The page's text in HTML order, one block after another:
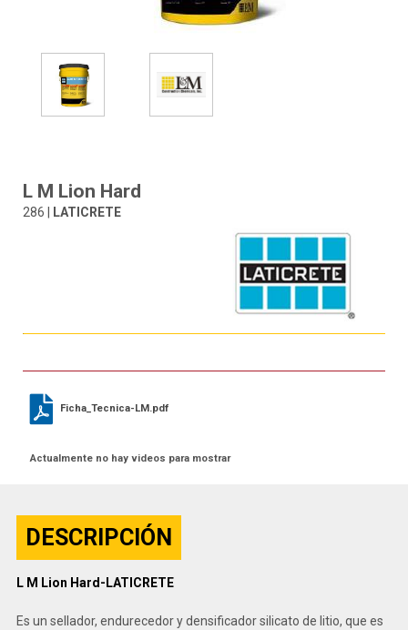
L M Lion Hard
286 | LATICRETE
Ficha_Tecnica-LM.pdf
Actualmente no hay videos para mostrar
DESCRIPCIÓN
L M Lion Hard-LATICRETE
Es un sellador, endurecedor y densificador silicato de litio, que es